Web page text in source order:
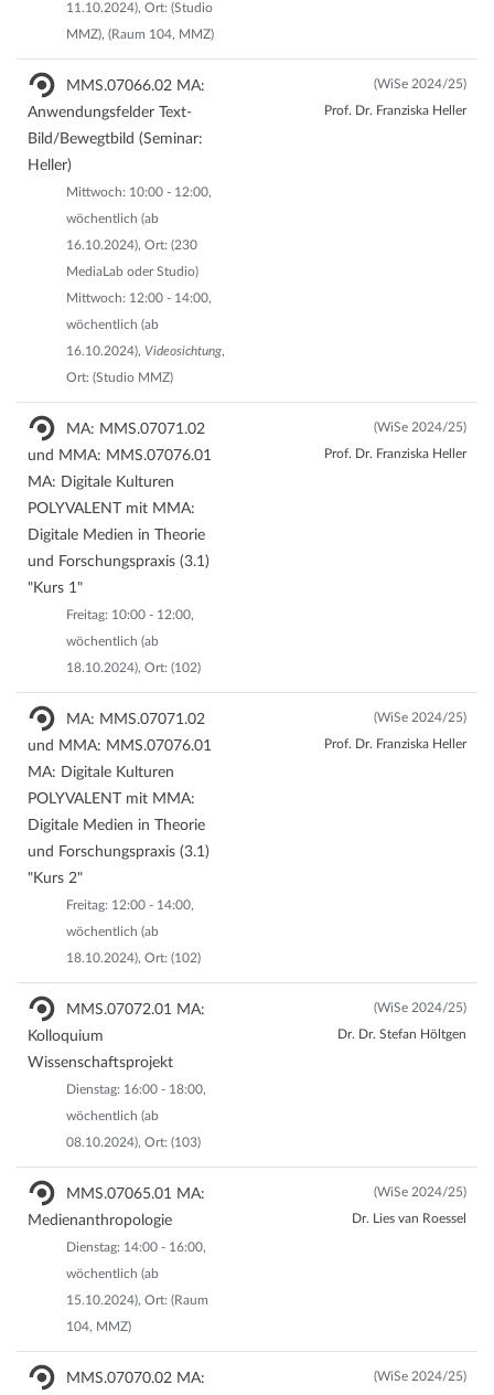
11.10.2024), Ort: (Studio
MMZ), (Raum 104, MMZ)
MMS.07066.02 MA:
Anwendungsfelder Text-
Bild/Bewegtbild (Seminar:
Heller)
Mittwoch: 10:00 - 12:00,
wöchentlich (ab
16.10.2024), Ort: (230
MediaLab oder Studio)
Mittwoch: 12:00 - 14:00,
wöchentlich (ab
16.10.2024), Videosichtung,
Ort: (Studio MMZ)
(WiSe 2024/25)
Prof. Dr. Franziska Heller
MA: MMS.07071.02
und MMA: MMS.07076.01
MA: Digitale Kulturen
POLYVALENT mit MMA:
Digitale Medien in Theorie
und Forschungspraxis (3.1)
"Kurs 1"
Freitag: 10:00 - 12:00,
wöchentlich (ab
18.10.2024), Ort: (102)
(WiSe 2024/25)
Prof. Dr. Franziska Heller
MA: MMS.07071.02
und MMA: MMS.07076.01
MA: Digitale Kulturen
POLYVALENT mit MMA:
Digitale Medien in Theorie
und Forschungspraxis (3.1)
"Kurs 2"
Freitag: 12:00 - 14:00,
wöchentlich (ab
18.10.2024), Ort: (102)
(WiSe 2024/25)
Prof. Dr. Franziska Heller
MMS.07072.01 MA:
Kolloquium
Wissenschaftsprojekt
Dienstag: 16:00 - 18:00,
wöchentlich (ab
08.10.2024), Ort: (103)
(WiSe 2024/25)
Dr. Dr. Stefan Höltgen
MMS.07065.01 MA:
Medienanthropologie
Dienstag: 14:00 - 16:00,
wöchentlich (ab
15.10.2024), Ort: (Raum
104, MMZ)
(WiSe 2024/25)
Dr. Lies van Roessel
MMS.07070.02 MA:
(WiSe 2024/25)